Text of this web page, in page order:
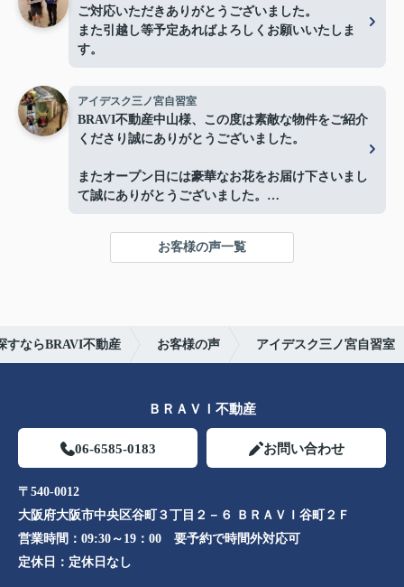
ご対応いただきありがとうございました。
また引越し等予定あればよろしくお願いいたしま
す。
アイデスク三ノ宮自習室
BRAVI不動産中山様、この度は素敵な物件をご紹介
くださり誠にありがとうございました。
またオープン日には豪華なお花をお届け下さいまし
て誠にありがとうございました。
を迎える事ができました。
心より感謝申し上げます。
お客様の声一覧
すならBRAVI不動産 お客様の声 アイデスク三ノ宮自習室
ＢＲＡＶＩ不動産
06-6585-0183 お問い合わせ
〒540-0012
大阪府大阪市中央区谷町３丁目２－６ ＢＲＡＶＩ谷町２Ｆ
営業時間： 09:30～19：00 要予約で時間外対応可
定休日： 定休日なし